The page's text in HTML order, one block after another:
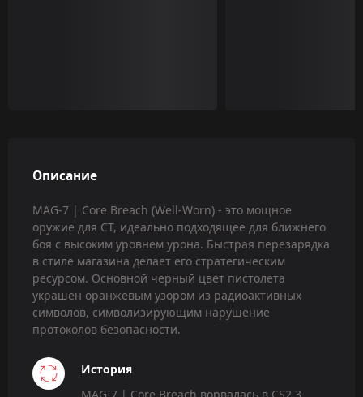
Описание
MAG-7 | Core Breach (Well-Worn) - это мощное
оружие для CT, идеально подходящее для ближнего
боя с высоким уровнем урона. Быстрая перезарядка
в стиле магазина делает его стратегическим
ресурсом. Основной черный цвет пистолета
украшен оранжевым узором из радиоактивных
символов, символизирующим нарушение
протоколов безопасности.
История